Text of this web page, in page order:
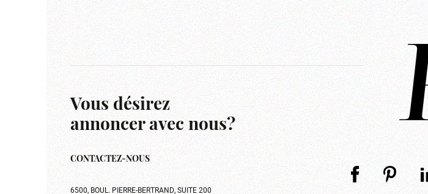
Vous désirez
annoncer avec nous?
CONTACTEZ-NOUS
6500, BOUL. PIERRE-BERTRAND, SUITE 200